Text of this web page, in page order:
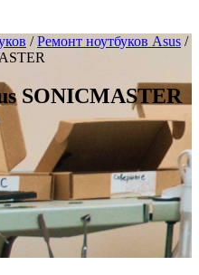
/Ремонт ноутбуков Asus /
SONICMASTER